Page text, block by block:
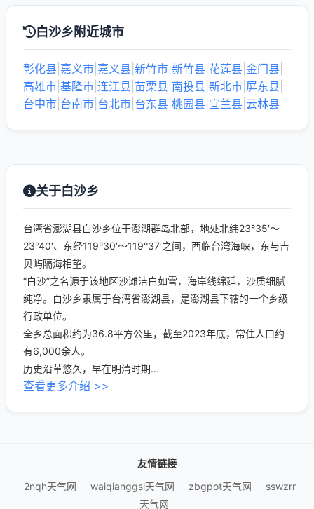
白沙乡附近城市
彰化县 嘉义市 嘉义县 新竹市 新竹县 花莲县 金门县
高雄市 基隆市 连江县 苗栗县 南投县 新北市 屏东县
台中市 台南市 台北市 台东县 桃园县 宜兰县 云林县
关于白沙乡
台湾省澎湖县白沙乡位于澎湖群岛北部，地处北纬23°35′～
23°40′、东经119°30′～119°37′之间，西临台湾海峡，东与吉
贝屿隔海相望。
“白沙”之名源于该地区沙滩洁白如雪，海岸线绵延，沙质细腻
纯净。白沙乡隶属于台湾省澎湖县，是澎湖县下辖的一个乡级
行政单位。
全乡总面积约为36.8平方公里，截至2023年底，常住人口约
有6,000余人。
历史沿革悠久，早在明清时期...
查看更多介绍 >>
友情链接
2nqh天气网
waiqianggsi天气网 zbgpot天气网
sswzrr
天气网